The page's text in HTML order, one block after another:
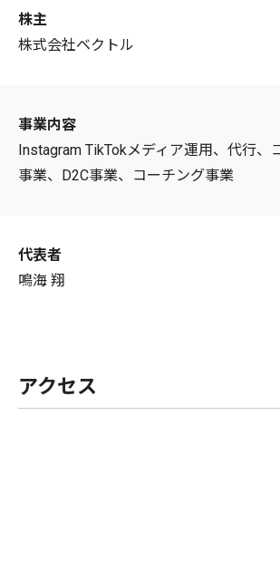
株主
株式会社ベクトル
事業内容
Instagram TikTokメディア運用、代行、
事業、D2C事業、コーチング事業
代表者
鳴海 翔
アクセス